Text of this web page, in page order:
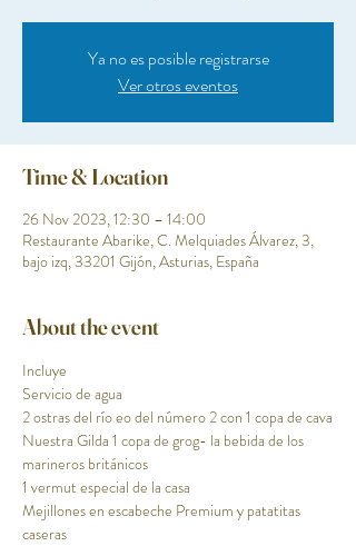
Ya no es posible registrarse
Ver otros eventos
Time & Location
26 Nov 2023, 12:30 – 14:00
Restaurante Abarike, C. Melquiades Álvarez, 3,
bajo izq, 33201 Gijón, Asturias, España
About the event
Incluye
Servicio de agua
2 ostras del río eo del número 2 con 1 copa de cava
Nuestra Gilda 1 copa de grog- la bebida de los
marineros británicos
1 vermut especial de la casa
Mejillones en escabeche Premium y patatitas
caseras